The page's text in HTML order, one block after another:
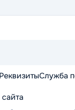
РеквизитыСлужба